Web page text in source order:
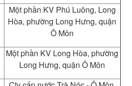
Một phần KV Phú Luông, Long
Hòa, phường Long Hưng, quận
Ô Môn
Một phần KV Long Hòa, phường
Long Hưng, quận Ô Môn